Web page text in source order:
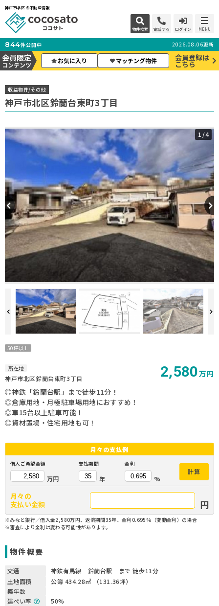
神戸市北区の不動産情報
物件検索 電話する ログイン MENU
844件公開中 2026.08.06更新
会員限定
コンテンツ
お気に入り マッチング物件 会員登録は
こちら
収益物件/その他
神戸市北区鈴蘭台東町3丁目
1 /4
50坪以上
所在地
神戸市北区鈴蘭台東町3丁目 2,580万円
◎神鉄「鈴蘭台駅」まで徒歩11分！
◎倉庫用地・月極駐車場用地におすすめ！
◎車15台以上駐車可能！
◎資材置場・住宅用地も可！
月々の支払例
借入ご希望金額
万円
支払期間
年
金利
%
計算
月々の
支払い金額
円
※みなと銀行／借入金2,580万円、返済期間35年、金利0.695%（変動金利）の場合
※審査により金利は変わる可能性があります。
物件概要
交通
神鉄有馬線 鈴蘭台駅 まで 徒歩11分
土地面積
公簿 434.28㎡ （131.36坪）
築年数
建ぺい率
50%